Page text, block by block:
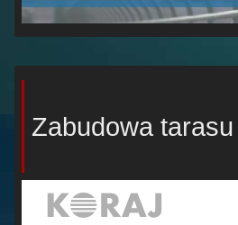
Zabudowa tarasu